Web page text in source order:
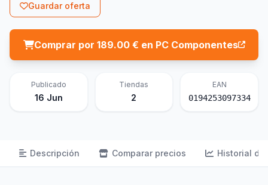
Guardar oferta
Comprar por 189.00 € en PC Componentes
Publicado
16 Jun
Tiendas
2
EAN
0194253097334
Descripción Comparar precios Historial de